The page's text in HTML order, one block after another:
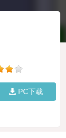
PC下载